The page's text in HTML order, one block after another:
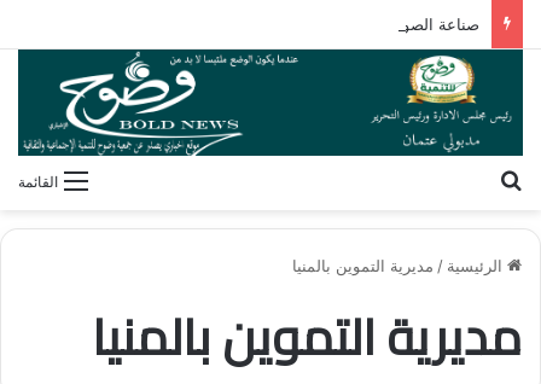
صناعة الصورة الذهنية.. كيف يشكل الإعلام رؤيتنا لأنفسنا وللآخرين؟
القائمة
الرئيسية / مديرية التموين بالمنيا
مديرية التموين بالمنيا